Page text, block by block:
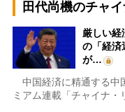
田代尚機のチャ
厳しい経
の「経
が…
中国経済に精通する中
ミアム連載「チャイナ